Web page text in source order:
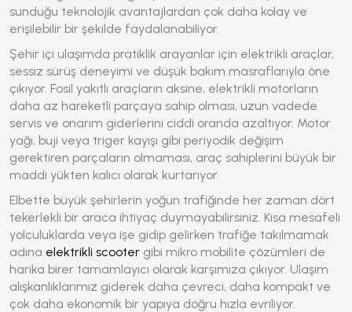
sunduğu teknolojik avantajlardan çok daha kolay ve
erişilebilir bir şekilde faydalanabiliyor.
Şehir içi ulaşımda pratiklik arayanlar için elektrikli araçlar,
sessiz sürüş deneyimi ve düşük bakım masraflarıyla öne
çıkıyor. Fosil yakıtlı araçların aksine, elektrikli motorların
daha az hareketli parçaya sahip olması, uzun vadede
servis ve onarım giderlerini ciddi oranda azaltıyor. Motor
yağı, buji veya triger kayışı gibi periyodik değişim
gerektiren parçaların olmaması, araç sahiplerini büyük bir
maddi yükten kalıcı olarak kurtarıyor.
Elbette büyük şehirlerin yoğun trafiğinde her zaman dört
tekerlekli bir araca ihtiyaç duymayabilirsiniz. Kısa mesafeli
yolculuklarda veya işe gidip gelirken trafiğe takılmamak
adına elektrikli scooter gibi mikro mobilite çözümleri de
harika birer tamamlayıcı olarak karşımıza çıkıyor. Ulaşım
alışkanlıklarımız giderek daha çevreci, daha kompakt ve
çok daha ekonomik bir yapıya doğru hızla evriliyor.